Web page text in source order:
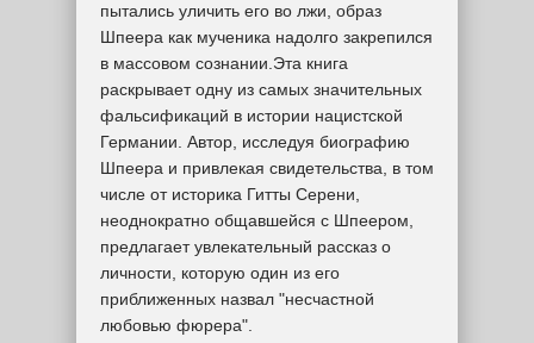
пытались уличить его во лжи, образ
Шпеера как мученика надолго закрепился
в массовом сознании.Эта книга
раскрывает одну из самых значительных
фальсификаций в истории нацистской
Германии. Автор, исследуя биографию
Шпеера и привлекая свидетельства, в том
числе от историка Гитты Серени,
неоднократно общавшейся с Шпеером,
предлагает увлекательный рассказ о
личности, которую один из его
приближенных назвал "несчастной
любовью фюрера".